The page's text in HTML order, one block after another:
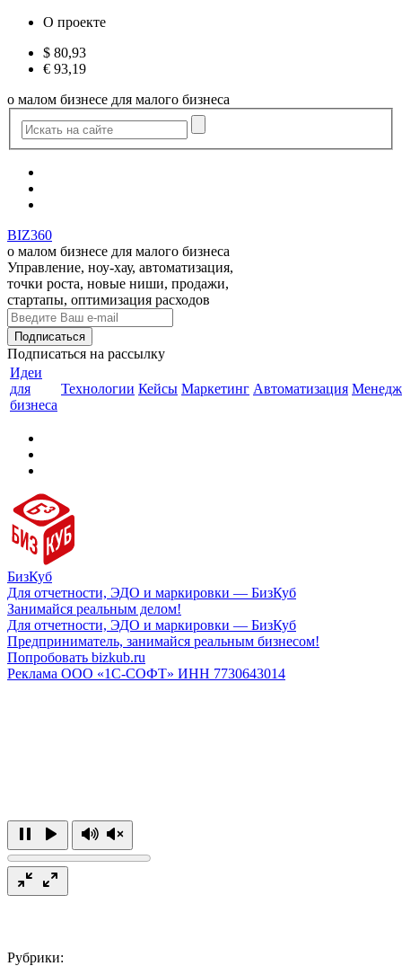
О проекте
$ 80,93
€ 93,19
о малом бизнесе для малого бизнеса
BIZ360
о малом бизнесе для малого бизнеса
Управление, ноу-хау, автоматизация,
точки роста, новые ниши, продажи,
стартапы, оптимизация расходов
Подписаться на рассылку
Идеи
для
бизнеса
Технологии Кейсы Маркетинг Автоматизация
БизКуб
Для отчетности, ЭДО и маркировки — БизКуб
Занимайся реальным делом!
Для отчетности, ЭДО и маркировки — БизКуб
Предприниматель, занимайся реальным бизнесом!
Попробовать bizkub.ru
Реклама ООО «1С-СОФТ» ИНН 7730643014
Рубрики: